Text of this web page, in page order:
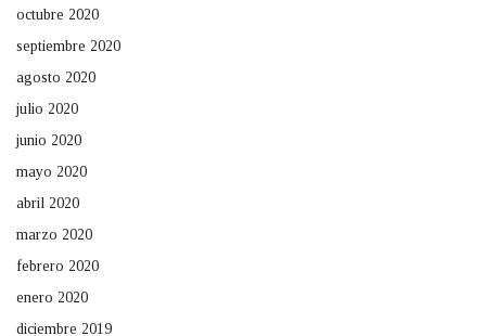
octubre 2020
septiembre 2020
agosto 2020
julio 2020
junio 2020
mayo 2020
abril 2020
marzo 2020
febrero 2020
enero 2020
diciembre 2019